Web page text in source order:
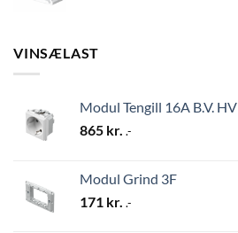
VINSÆLAST
Modul Tengill 16A B.V. HV
865 kr. .-
Modul Grind 3F
171 kr. .-